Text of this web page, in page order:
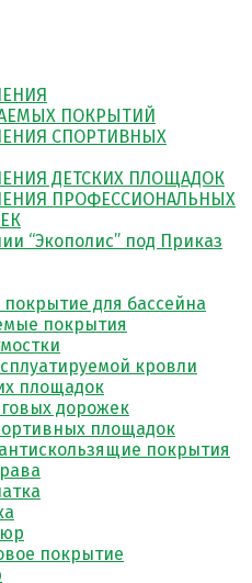
ПОКРЫТИЙ
СПОРТИВНЫХ
ДЕТСКИХ ПЛОЩАДОК
ПРОФЕССИОНАЛЬНЫХ
“Экополис” под Приказ
для бассейна
покрытия
кровли
площадок
дорожек
площадок
покрытия
покрытие